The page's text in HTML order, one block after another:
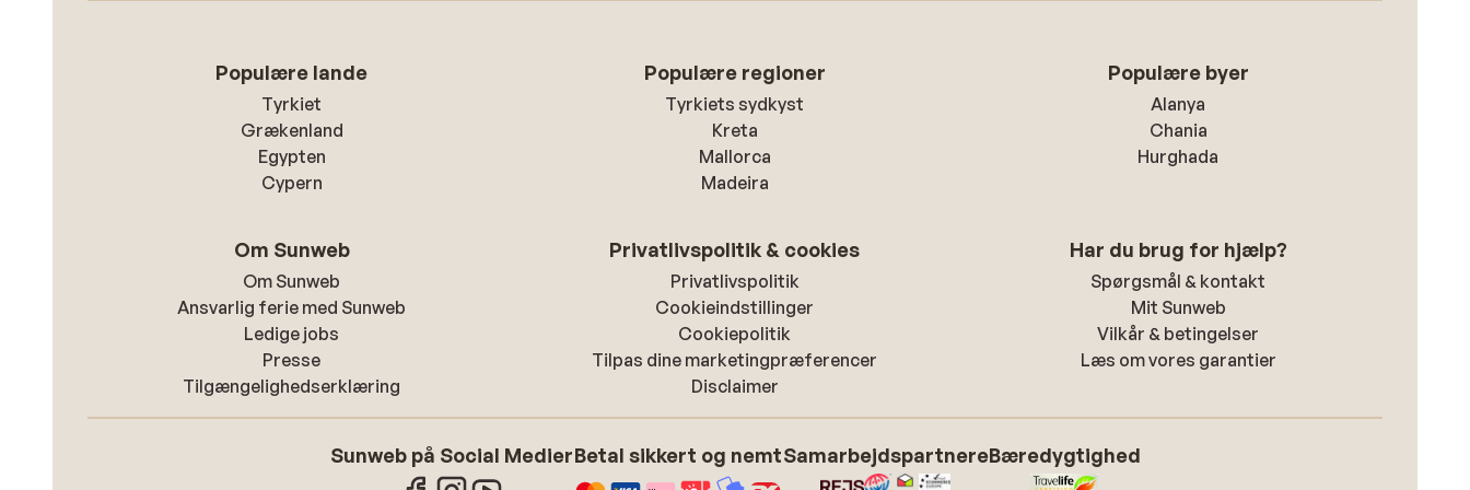
Populære lande
Tyrkiet
Grækenland
Egypten
Cypern
Populære regioner
Tyrkiets sydkyst
Kreta
Mallorca
Madeira
Populære byer
Alanya
Chania
Hurghada
Om Sunweb
Om Sunweb
Ansvarlig ferie med Sunweb
Ledige jobs
Presse
Tilgængelighedserklæring
Privatlivspolitik & cookies
Privatlivspolitik
Cookieindstillinger
Cookiepolitik
Tilpas dine marketingpræferencer
Disclaimer
Har du brug for hjælp?
Spørgsmål & kontakt
Mit Sunweb
Vilkår & betingelser
Læs om vores garantier
Sunweb på Social MedierBetal sikkert og nemtSamarbejdspartnereBæredygtighed